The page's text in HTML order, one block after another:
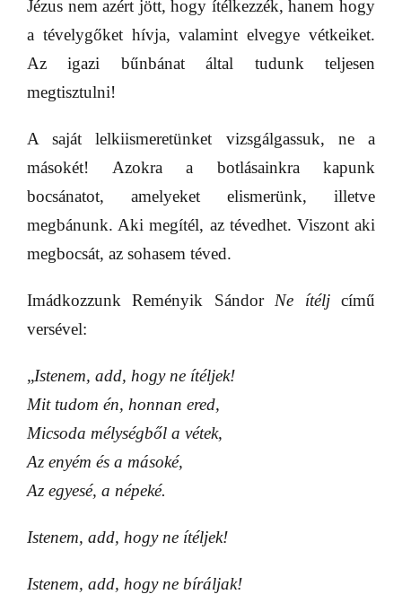
Jézus nem azért jött, hogy ítélkezzék, hanem hogy
a tévelygőket hívja, valamint elvegye vétkeiket.
Az igazi bűnbánat által tudunk teljesen
megtisztulni!
A saját lelkiismeretünket vizsgálgassuk, ne a
másokét! Azokra a botlásainkra kapunk
bocsánatot, amelyeket elismerünk, illetve
megbánunk. Aki megítél, az tévedhet. Viszont aki
megbocsát, az sohasem téved.
Imádkozzunk Reményik Sándor Ne ítéljcímű
versével:
„Istenem, add, hogy ne ítéljek!
Mit tudom én, honnan ered,
Micsoda mélységből a vétek,
Az enyém és a másoké,
Az egyesé, a népeké.
Istenem, add, hogy ne ítéljek!
Istenem, add, hogy ne bíráljak!